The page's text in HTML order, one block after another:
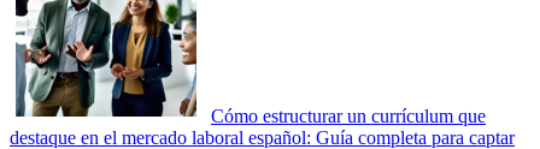
Cómo estructurar un currículum que
destaque en el mercado laboral español: Guía completa para captar